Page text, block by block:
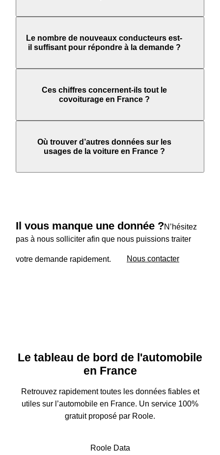
Le nombre de nouveaux conducteurs est-
il suffisant pour répondre à la demande ?
Ces chiffres concernent-ils tout le
covoiturage en France ?
Où trouver d’autres données sur les
usages de la voiture en France ?
Il vous manque une donnée ?N’hésitez
pas à nous solliciter afin que nous puissions traiter
votre demande rapidement. Nous contacter
Le tableau de bord de l'automobile
en France
Retrouvez rapidement toutes les données fiables et
utiles sur l’automobile en France. Un service 100%
gratuit proposé par Roole.
Roole Data